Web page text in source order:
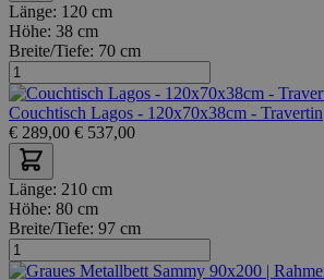
Länge: 120 cm
Höhe: 38 cm
Breite/Tiefe: 70 cm
Couchtisch Lagos - 120x70x38cm - Travertin
€ 289,00 € 537,00
Länge: 210 cm
Höhe: 80 cm
Breite/Tiefe: 97 cm